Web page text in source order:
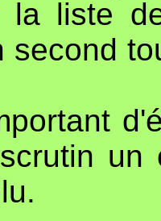
la liste
second